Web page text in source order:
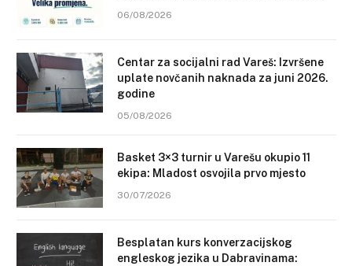
06/08/2026
Centar za socijalni rad Vareš: Izvršene
uplate novčanih naknada za juni 2026.
godine
05/08/2026
Basket 3×3 turnir u Varešu okupio 11
ekipa: Mladost osvojila prvo mjesto
30/07/2026
Besplatan kurs konverzacijskog
engleskog jezika u Dabravinama: